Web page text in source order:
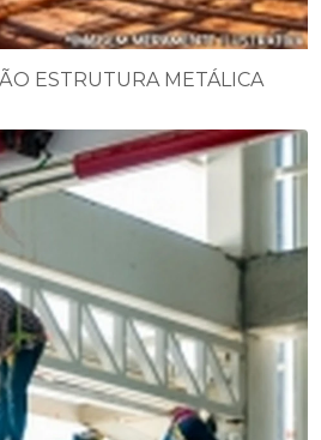
ESTRUTURA METÁLICA